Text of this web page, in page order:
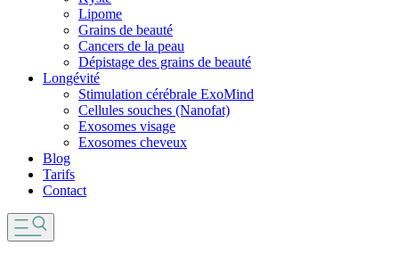
Lipome
Grains de beauté
Cancers de la peau
Dépistage des grains de beauté
Longévité
Stimulation cérébrale ExoMind
Cellules souches (Nanofat)
Exosomes visage
Exosomes cheveux
Blog
Tarifs
Contact